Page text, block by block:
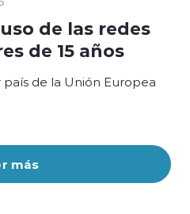
más
de las redes
de 15 años
de la Unión Europea